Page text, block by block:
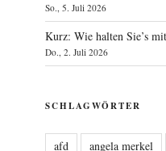
So., 5. Juli 2026
Kurz: Wie halten Sie’s
Do., 2. Juli 2026
SCHLAGWÖRTER
afd angela merkel